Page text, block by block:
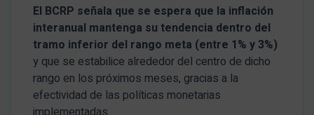
El BCRP señala que se espera que la inflación
interanual mantenga su tendencia dentro del
tramo inferior del rango meta (entre 1% y 3%)
y que se estabilice alrededor del centro de dicho
rango en los próximos meses, gracias a la
efectividad de las políticas monetarias